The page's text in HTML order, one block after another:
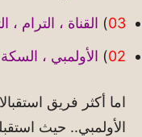
03
) القناة ، الترام
02
) الأولمبي ،
اما أكثر فريق
الأولمبي.. حيث